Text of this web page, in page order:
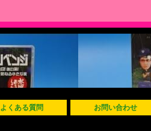
よくある質問 お問い合わせ